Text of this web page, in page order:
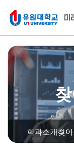
미
학과소개찾